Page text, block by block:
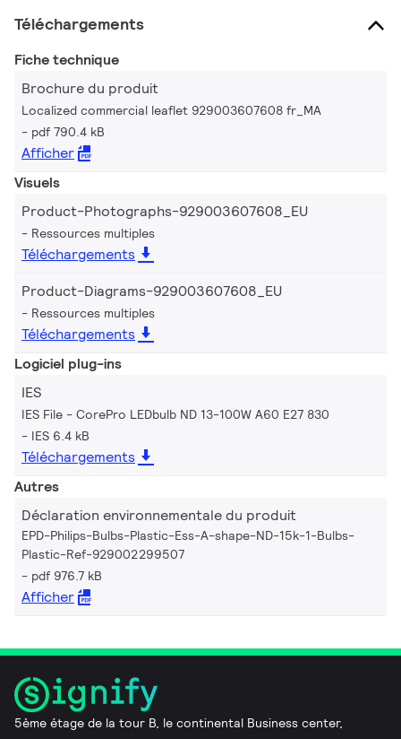
Téléchargements
Fiche technique
Brochure du produit
Localized commercial leaflet 929003607608 fr_MA
pdf 790.4 kB
Afficher
Visuels
Product-Photographs-929003607608_EU
Ressources multiples
Téléchargements
Product-Diagrams-929003607608_EU
Ressources multiples
Téléchargements
Logiciel plug-ins
IES
IES File - CorePro LEDbulb ND 13-100W A60 E27 830
IES 6.4 kB
Téléchargements
Autres
Déclaration environnementale du produit
EPD-Philips-Bulbs-Plastic-Ess-A-shape-ND-15k-1-Bulbs-
Plastic-Ref-929002299507
pdf 976.7 kB
Afficher
5ème étage de la tour B, le continental Business center,